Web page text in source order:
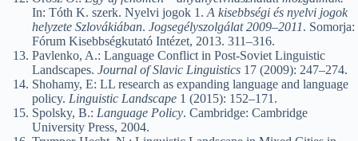
In: Tóth K. szerk. Nyelvi jogok 1. A kisebbségi és nyelvi jogok
helyzete Szlovákiában. Jogsegélyszolgálat 2009–2011. Somorja:
Fórum Kisebbségkutató Intézet, 2013. 311–316.
Pavlenko, A.: Language Conflict in Post-Soviet Linguistic
Landscapes. Journal of Slavic Linguistics 17 (2009): 247–274.
Shohamy, E: LL research as expanding language and language
policy. Linguistic Landscape 1 (2015): 152–171.
Spolsky, B.: Language Policy. Cambridge: Cambridge
University Press, 2004.